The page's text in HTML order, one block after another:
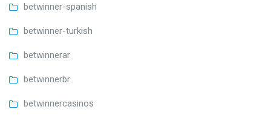
betwinner-spanish
betwinner-turkish
betwinnerar
betwinnerbr
betwinnercasinos